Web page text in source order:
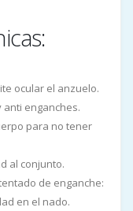
ocular el anzuelo.
anti enganches.
para no tener
al conjunto.
de enganche:
en el nado.